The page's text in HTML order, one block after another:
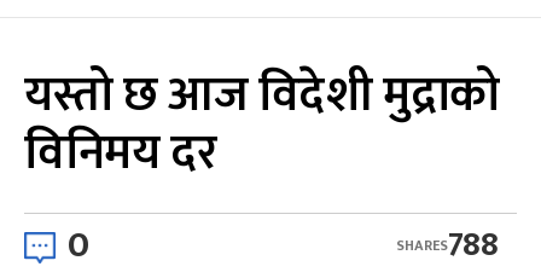
यस्तो छ आज विदेशी मुद्राको
विनिमय दर
0 788
SHARES